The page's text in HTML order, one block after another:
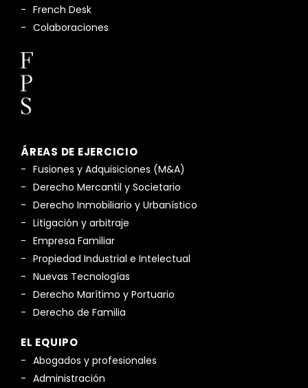
French Desk
Colaboraciones
ÁREAS DE EJERCICIO
Fusiones y Adquisiciones (M&A)
Derecho Mercantil y Societario
Derecho Inmobiliario y Urbanístico
Litigación y arbitraje
Empresa Familiar
Propiedad Industrial e Intelectual
Nuevas Tecnologías
Derecho Marítimo y Portuario
Derecho de Familia
EL EQUIPO
Abogados y profesionales
Administración